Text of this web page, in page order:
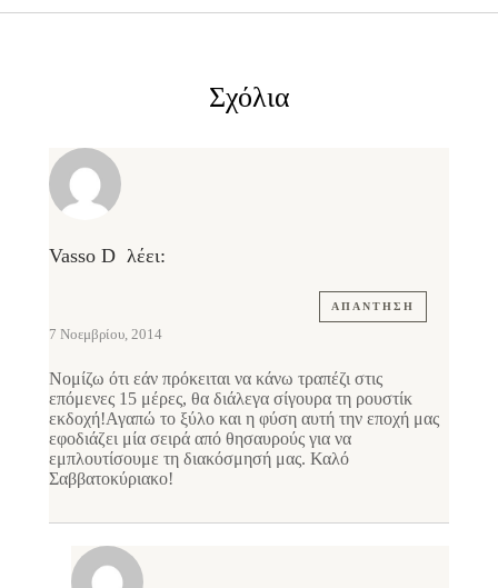
Σχόλια
Vasso D λέει:
ΑΠΆΝΤΗΣΗ
7 Νοεμβρίου, 2014
Νομίζω ότι εάν πρόκειται να κάνω τραπέζι στις
επόμενες 15 μέρες, θα διάλεγα σίγουρα τη ρουστίκ
εκδοχή!Αγαπώ το ξύλο και η φύση αυτή την εποχή μας
εφοδιάζει μία σειρά από θησαυρούς για να
εμπλουτίσουμε τη διακόσμησή μας. Καλό
Σαββατοκύριακο!